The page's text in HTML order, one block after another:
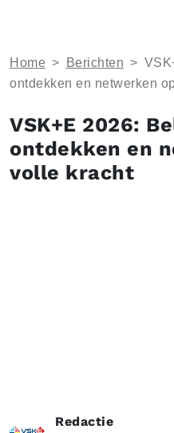
Home > Berichten >
ontdekken en netwerken
VSK+E 2026:
ontdekken en
volle kracht
Redactie